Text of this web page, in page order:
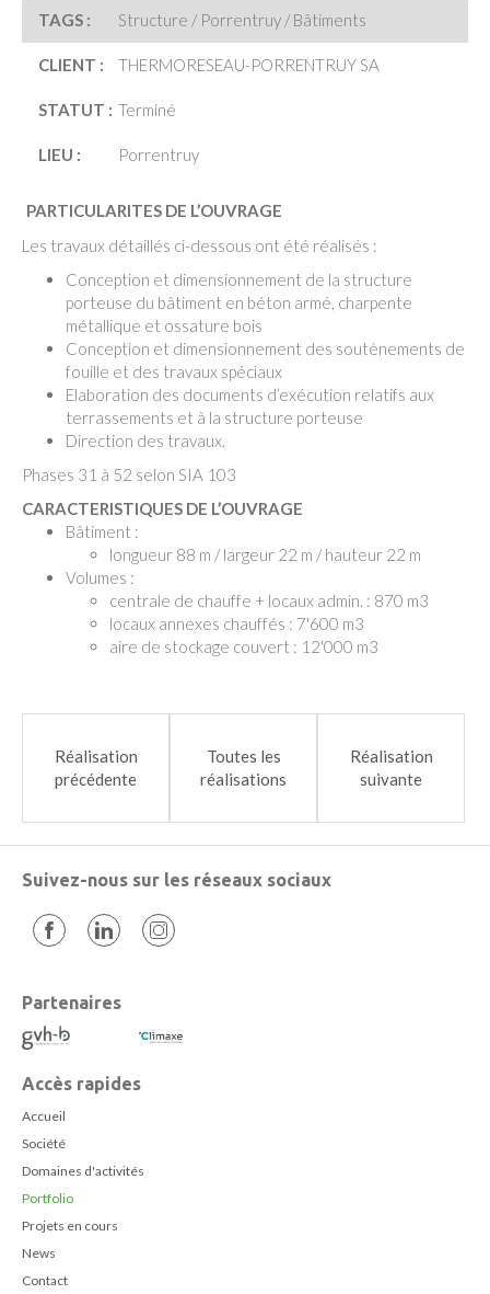
TAGS : Structure / Porrentruy / Bâtiments
CLIENT : THERMORESEAU-PORRENTRUY SA
STATUT : Terminé
LIEU : Porrentruy
PARTICULARITES DE L’OUVRAGE
Les travaux détaillés ci-dessous ont été réalisés :
Conception et dimensionnement de la structure
porteuse du bâtiment en béton armé, charpente
métallique et ossature bois
Conception et dimensionnement des soutènements de
fouille et des travaux spéciaux
Elaboration des documents d’exécution relatifs aux
terrassements et à la structure porteuse
Direction des travaux.
Phases 31 à 52 selon SIA 103
CARACTERISTIQUES DE L’OUVRAGE
Bâtiment :
longueur 88 m / largeur 22 m / hauteur 22 m
Volumes :
centrale de chauffe + locaux admin. : 870 m3
locaux annexes chauffés : 7'600 m3
aire de stockage couvert : 12'000 m3
Réalisation
précédente
Toutes les
réalisations
Réalisation
suivante
Suivez-nous sur les réseaux sociaux
Partenaires
Accès rapides
Accueil
Société
Domaines d'activités
Portfolio
Projets en cours
News
Contact